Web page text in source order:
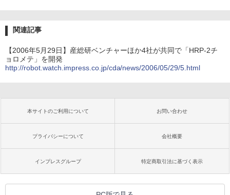
関連記事
【2006年5月29日】産総研ベンチャーほか4社が共同で「HRP-2チ
ョロメテ」を開発
http://robot.watch.impress.co.jp/cda/news/2006/05/29/5.html
本サイトのご利用について お問い合わせ
プライバシーについて 会社概要
インプレスグループ 特定商取引法に基づく表示